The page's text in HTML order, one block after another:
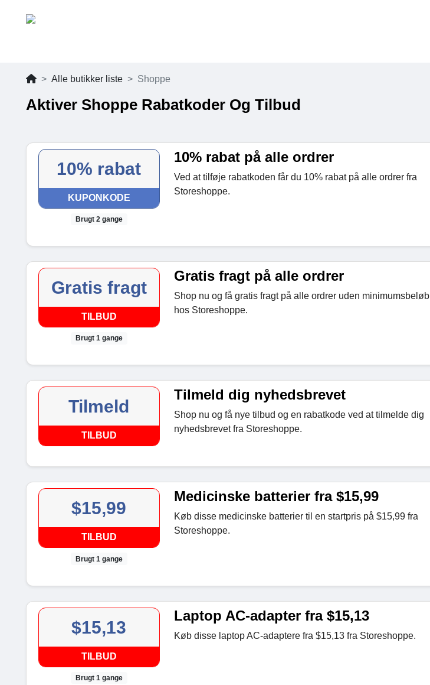
Alle butikker liste Shoppe
Aktiver Shoppe Rabatkoder Og Tilbud
10% rabat
KUPONKODE
Brugt 2 gange
10% rabat på alle ordrer
Ved at tilføje rabatkoden får du 10% rabat på alle ordrer fra
Storeshoppe.
Gratis fragt
TILBUD
Brugt 1 gange
Gratis fragt på alle ordrer
Shop nu og få gratis fragt på alle ordrer uden minimumsbeløb
hos Storeshoppe.
Tilmeld
TILBUD
Tilmeld dig nyhedsbrevet
Shop nu og få nye tilbud og en rabatkode ved at tilmelde dig
nyhedsbrevet fra Storeshoppe.
$15,99
TILBUD
Brugt 1 gange
Medicinske batterier fra $15,99
Køb disse medicinske batterier til en startpris på $15,99 fra
Storeshoppe.
$15,13
TILBUD
Brugt 1 gange
Laptop AC-adapter fra $15,13
Køb disse laptop AC-adaptere fra $15,13 fra Storeshoppe.